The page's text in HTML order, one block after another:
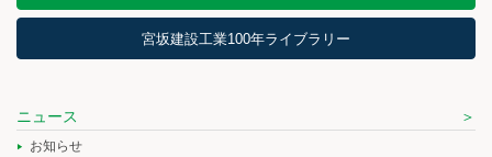
宮坂建設工業100年ライブラリー
ニュース
お知らせ